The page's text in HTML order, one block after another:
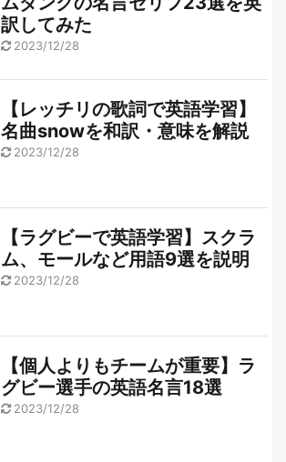
訳してみた
2023/12/28
【レッチリの歌詞で英語学習】
名曲snowを和訳・意味を解説
2023/12/28
【ラグビーで英語学習】スクラ
ム、モールなど用語9選を説明
2023/12/28
【個人よりもチームが重要】ラ
グビー選手の英語名言18選
2023/12/28